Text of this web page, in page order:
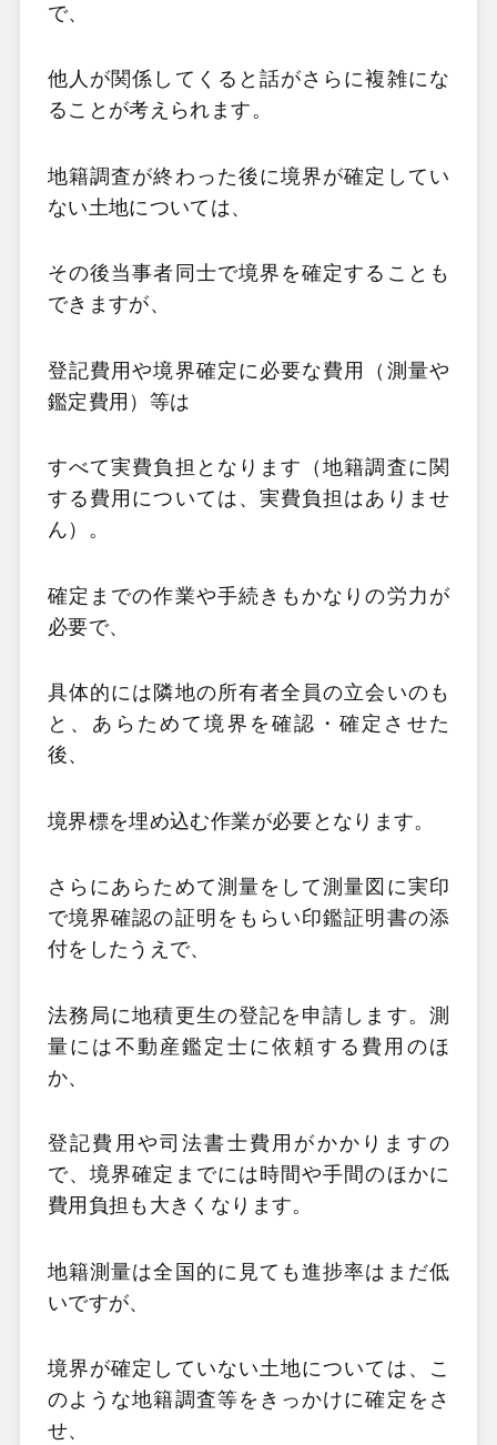
で、
他人が関係してくると話がさらに複雑にな
ることが考えられます。
地籍調査が終わった後に境界が確定してい
ない土地については、
その後当事者同士で境界を確定することも
できますが、
登記費用や境界確定に必要な費用（測量や
鑑定費用）等は
すべて実費負担となります（地籍調査に関
する費用については、実費負担はありませ
ん）。
確定までの作業や手続きもかなりの労力が
必要で、
具体的には隣地の所有者全員の立会いのも
と、あらためて境界を確認・確定させた
後、
境界標を埋め込む作業が必要となります。
さらにあらためて測量をして測量図に実印
で境界確認の証明をもらい印鑑証明書の添
付をしたうえで、
法務局に地積更生の登記を申請します。測
量には不動産鑑定士に依頼する費用のほ
か、
登記費用や司法書士費用がかかりますの
で、境界確定までには時間や手間のほかに
費用負担も大きくなります。
地籍測量は全国的に見ても進捗率はまだ低
いですが、
境界が確定していない土地については、こ
のような地籍調査等をきっかけに確定をさ
せ、